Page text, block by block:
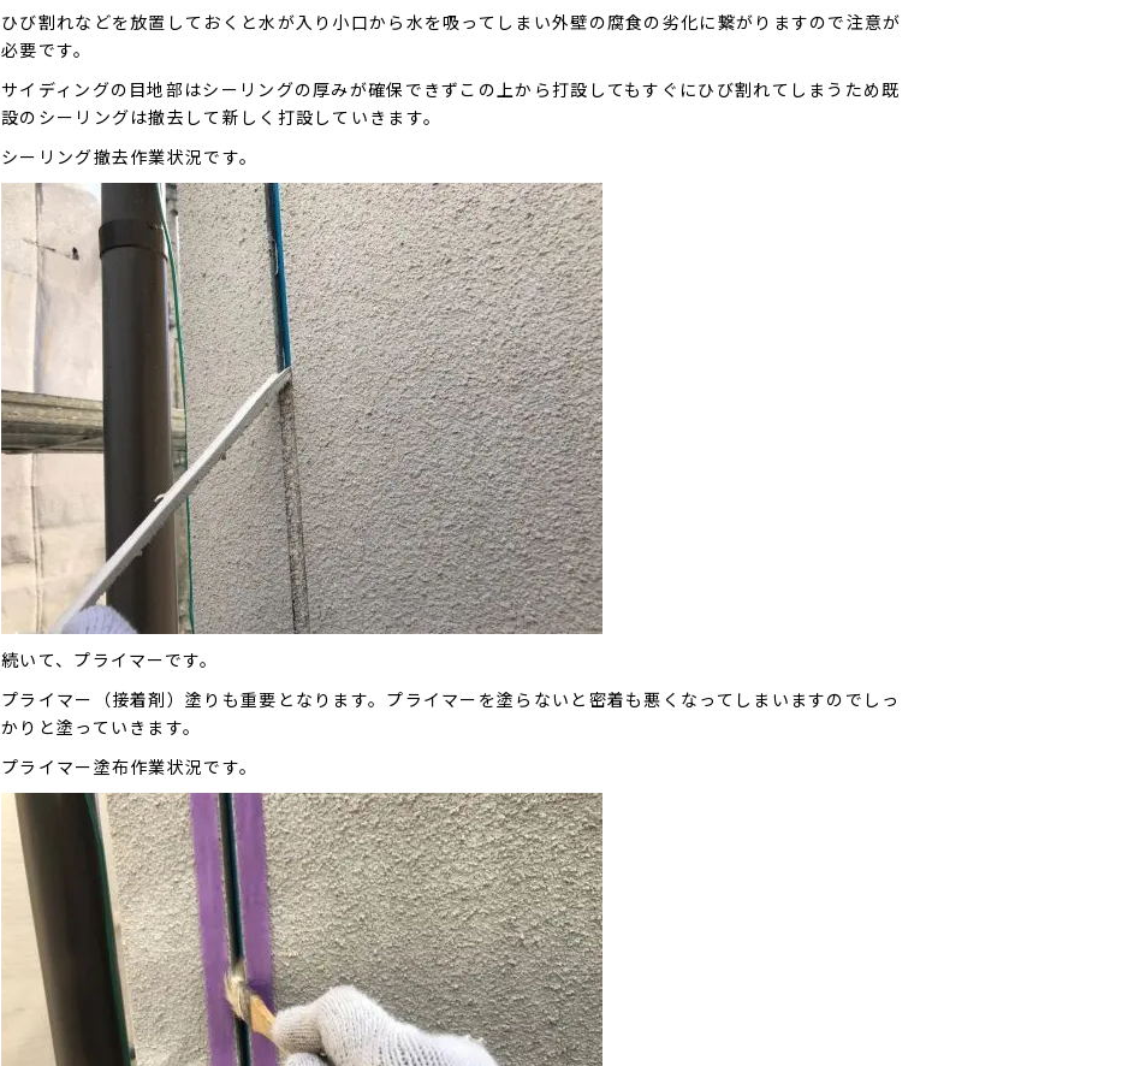
ひび割れなどを放置しておくと水が入り小口から水を吸ってしまい外壁の腐食の劣化に繋がりますので注意が
必要です。
サイディングの目地部はシーリングの厚みが確保できずこの上から打設してもすぐにひび割れてしまうため既
設のシーリングは撤去して新しく打設していきます。
シーリング撤去作業状況です。
続いて、プライマーです。
プライマー（接着剤）塗りも重要となります。プライマーを塗らないと密着も悪くなってしまいますのでしっ
かりと塗っていきます。
プライマー塗布作業状況です。